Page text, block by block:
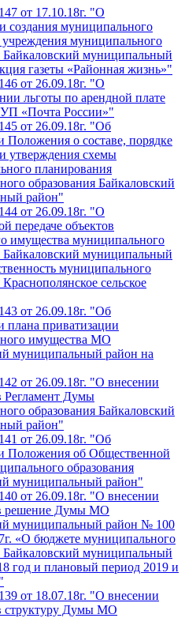
от 17.10.18г. "О
создания муниципального
муниципального
Байкаловский муниципальный
газеты «Районная жизнь»"
от 26.09.18г. "О
льготы по арендной плате
«Почта России»"
от 26.09.18г. "Об
Положения о составе, порядке
утверждения схемы
планирования
образования Байкаловский
район"
от 26.09.18г. "О
передаче объектов
имущества муниципального
Байкаловский муниципальный
муниципального
сельское
от 26.09.18г. "Об
плана приватизации
имущества МО
муниципальный район на
от 26.09.18г. "О внесении
Регламент Думы
образования Байкаловский
район"
от 26.09.18г. "Об
Положения об Общественной
образования
муниципальный район"
от 26.09.18г. "О внесении
решение Думы МО
муниципальный район № 100
«О бюджете муниципального
Байкаловский муниципальный
год и плановый период 2019 и
от 18.07.18г. "О внесении
структуру Думы МО